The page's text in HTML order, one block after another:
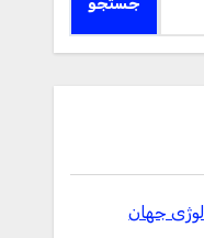
جهان